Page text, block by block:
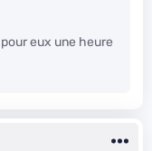
eux une heure